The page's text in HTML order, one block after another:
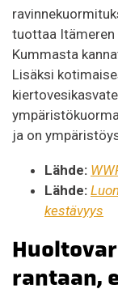
tuottaa
Kummasta
Lisäksi
ja on
Lähde:
Lähde:
kestävyys
rantaan,